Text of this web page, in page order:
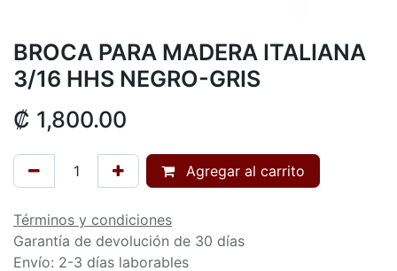
BROCA PARA MADERA ITALIANA
3/16 HHS NEGRO-GRIS
₡ 1,800.00
Agregar al carrito
Términos y condiciones
Garantía de devolución de 30 días
Envío: 2-3 días laborables